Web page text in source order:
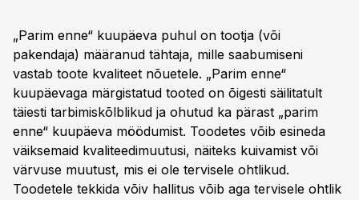
„Parim enne“ kuupäeva puhul on tootja (või
pakendaja) määranud tähtaja, mille saabumiseni
vastab toote kvaliteet nõuetele. „Parim enne“
kuupäevaga märgistatud tooted on õigesti säilitatult
täiesti tarbimiskõlblikud ja ohutud ka pärast „parim
enne“ kuupäeva möödumist. Toodetes võib esineda
väiksemaid kvaliteedimuutusi, näiteks kuivamist või
värvuse muutust, mis ei ole tervisele ohtlikud.
Toodetele tekkida võiv hallitus võib aga tervisele ohtlik